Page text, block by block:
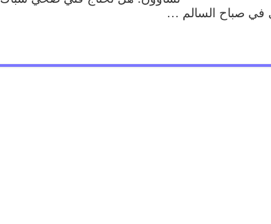
في صباح السالم …